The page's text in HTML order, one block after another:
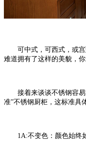
可中式，可西式，或宫
难道拥有了这样的美貌，
接着来谈谈不锈钢容易
准”不锈钢厨柜，这标准具
1A:不变色：颜色始终